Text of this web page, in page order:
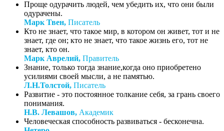
Проще одурачить людей, чем убедить их, что они были
одурачены.
Марк Твен, Писатель
Кто не знает, что такое мир, в котором он живет, тот и не
знает, где он; кто не знает, что такое жизнь его, тот не
знает, кто он.
Марк Аврелий, Правитель
Знание, только тогда знание,когда оно приобретено
усилиями своей мысли, а не памятью.
Л.Н.Толстой, Писатель
Развитие - это постоянное толкание себя, за грань своего
понимания.
Н.В. Левашов, Академик
Человеческая способность развиваться - бесконечна.